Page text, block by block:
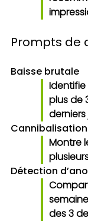
Prompts de
Baisse brutale
plus de
derniers
Montre
Détection
des 3